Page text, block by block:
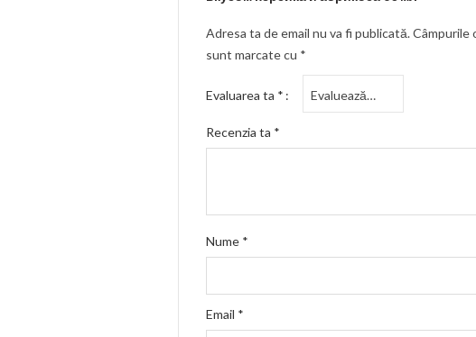
Adresa ta de email nu va fi publicată. Câmpurile
sunt marcate cu *
Evaluarea ta *
Recenzia ta *
Nume *
Email *